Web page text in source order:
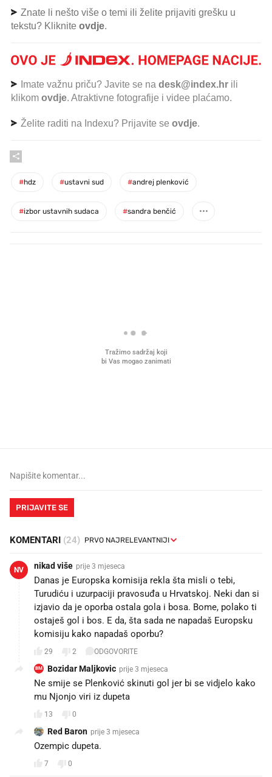
Znate li nešto više o temi ili želite prijaviti grešku u
tekstu? Kliknite ovdje.
Imate važnu priču? Javite se na desk@index.hr ili
klikom ovdje. Atraktivne fotografije i videe plaćamo.
Želite raditi na Indexu? Prijavite se ovdje.
#hdz #ustavni sud #andrej plenković
#izbor ustavnih sudaca #sandra benčić
PRIJAVITE SE
KOMENTARI (24)
NV nikad više prije 3 mjeseca
Danas je Europska komisija rekla šta misli o tebi,
Turudiću i uzurpaciji pravosuđa u Hrvatskoj. Neki dan si
izjavio da je oporba ostala gola i bosa. Bome, polako ti
ostaješ gol i bos. E da, šta sada ne napadaš Europsku
komisiju kako napadaš oporbu?
29 2 ODGOVORITE
BM Bozidar Maljkovic prije 3 mjeseca
Ne smije se Plenković skinuti gol jer bi se vidjelo kako
mu Njonjo viri iz dupeta
13 0
Red Baron prije 3 mjeseca
Ozempic dupeta.
7 0